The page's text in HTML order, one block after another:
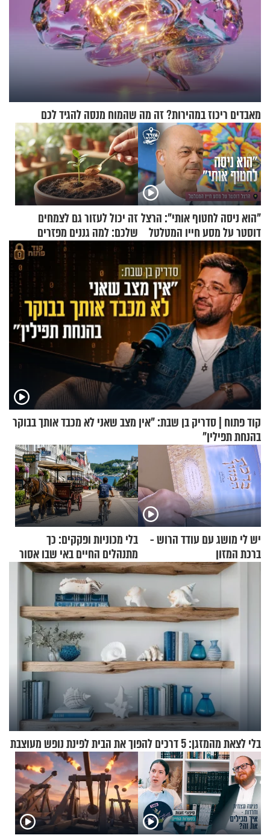
מאבדים ריכוז במהירות? זה מה שהמוח מנסה להגיד לכם
"הוא ניסה לחטוף אותי": הרצל
דוסטר על מסע חייו המטלטל
זה יכול לעזור גם לצמחים
שלכם: למה גננים מפזרים
קינמון בעציצים?
קוד פתוח | סדריק בן שבת: "אין מצב שאני לא מכבד אותך בבוקר
בהנחת תפילין"
יש לי מושג עם עודד הרוש -
ברכת המזון
בלי מכוניות ופקקים: כך
מתנהלים החיים באי שבו אסור
לנהוג כבר יותר מ-120 שנה
בלי לצאת מהמזגן: 5 דרכים להפוך את הבית לפינת נופש מעוצבת